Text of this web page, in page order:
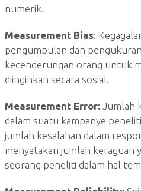
numerik.
Measurement Bias:
pengumpulan dan
kecenderungan orang untuk
diinginkan secara sosial.
Measurement Error: Jumlah
dalam suatu kampanye
jumlah kesalahan dalam
menyatakan jumlah keraguan
seorang peneliti dalam hal